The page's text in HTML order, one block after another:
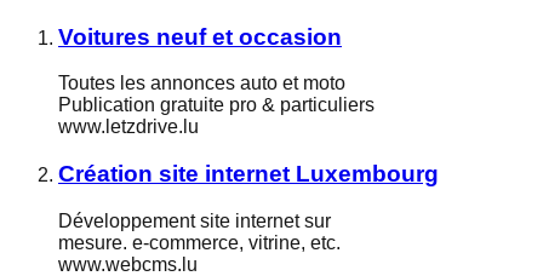
Voitures neuf et occasion
Toutes les annonces auto et moto
Publication gratuite pro & particuliers
www.letzdrive.lu
Création site internet Luxembourg
Développement site internet sur
mesure. e-commerce, vitrine, etc.
www.webcms.lu